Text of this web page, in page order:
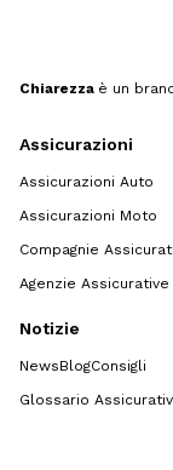
Chiarezza è un
Assicurazioni
Assicurazioni Auto
Assicurazioni Moto
Compagnie
Agenzie Assicurative
Notizie
NewsBlogConsigli
Glossario